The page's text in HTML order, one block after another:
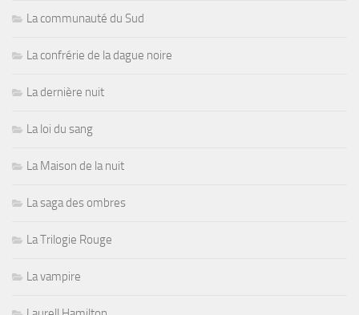
La communauté du Sud
La confrérie de la dague noire
La dernière nuit
La loi du sang
La Maison de la nuit
La saga des ombres
La Trilogie Rouge
La vampire